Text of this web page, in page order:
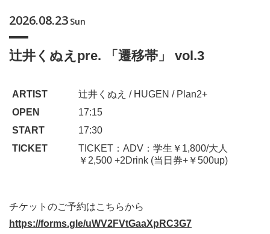
2026.08.23 Sun
辻井くぬえpre. 「遷移帯」 vol.3
ARTIST
辻井くぬえ / HUGEN / Plan2+
OPEN
17:15
START
17:30
TICKET
TICKET：ADV：学生￥1,800/大人
￥2,500 +2Drink (当日券+￥500up)
チケットのご予約はこちらから
https://forms.gle/uWV2FVtGaaXpRC3G7